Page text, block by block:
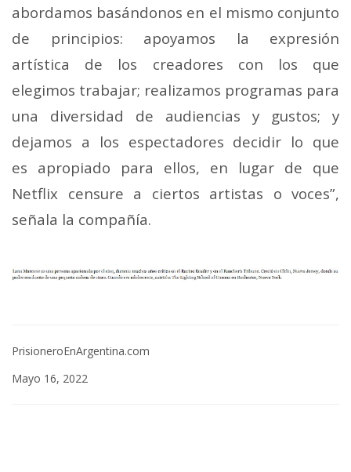
abordamos basándonos en el mismo conjunto
de principios: apoyamos la expresión
artística de los creadores con los que
elegimos trabajar; realizamos programas para
una diversidad de audiencias y gustos; y
dejamos a los espectadores decidir lo que
es apropiado para ellos, en lugar de que
Netflix censure a ciertos artistas o voces”,
señala la compañía.
PrisioneroEnArgentina.com
Mayo 16, 2022